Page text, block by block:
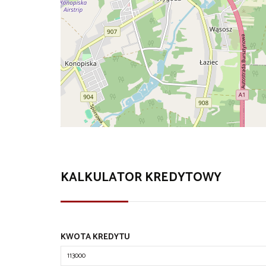
KALKULATOR KREDYTOWY
KWOTA KREDYTU